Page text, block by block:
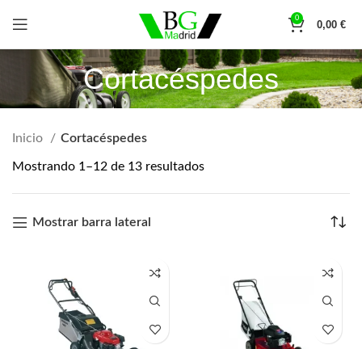
0 0,00 €
Cortacéspedes
Inicio Cortacéspedes
Mostrando 1–12 de 13 resultados
Mostrar barra lateral